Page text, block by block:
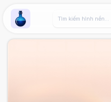
Wallpaper Alchemy